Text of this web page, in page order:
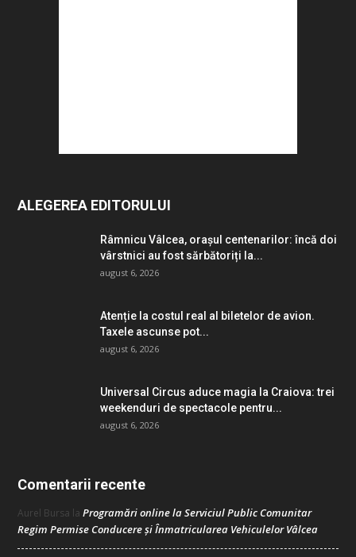
ALEGEREA EDITORULUI
Râmnicu Vâlcea, orașul centenarilor: încă doi
vârstnici au fost sărbătoriți la...
august 6, 2026
Atenție la costul real al biletelor de avion.
Taxele ascunse pot...
august 6, 2026
Universal Circus aduce magia la Craiova: trei
weekenduri de spectacole pentru...
august 6, 2026
Comentarii recente
Aurel Bursa la Programări online la Serviciul Public Comunitar
Regim Permise Conducere şi Înmatricularea Vehiculelor Vâlcea